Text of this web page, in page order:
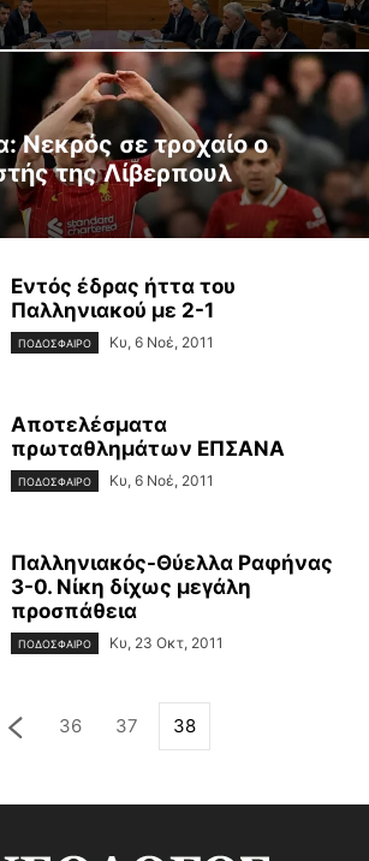
Νεκρός σε τροχαίο ο
της Λίβερπουλ
Εντός έδρας ήττα του
Παλληνιακού με 2-1
ΠΟΔΟΣΦΑΙΡΟ Κυ, 6 Νοέ, 2011
Αποτελέσματα
πρωταθλημάτων ΕΠΣΑΝΑ
ΠΟΔΟΣΦΑΙΡΟ Κυ, 6 Νοέ, 2011
Παλληνιακός-Θύελλα Ραφήνας
3-0. Νίκη δίχως μεγάλη
προσπάθεια
ΠΟΔΟΣΦΑΙΡΟ Κυ, 23 Οκτ, 2011
36 37 38